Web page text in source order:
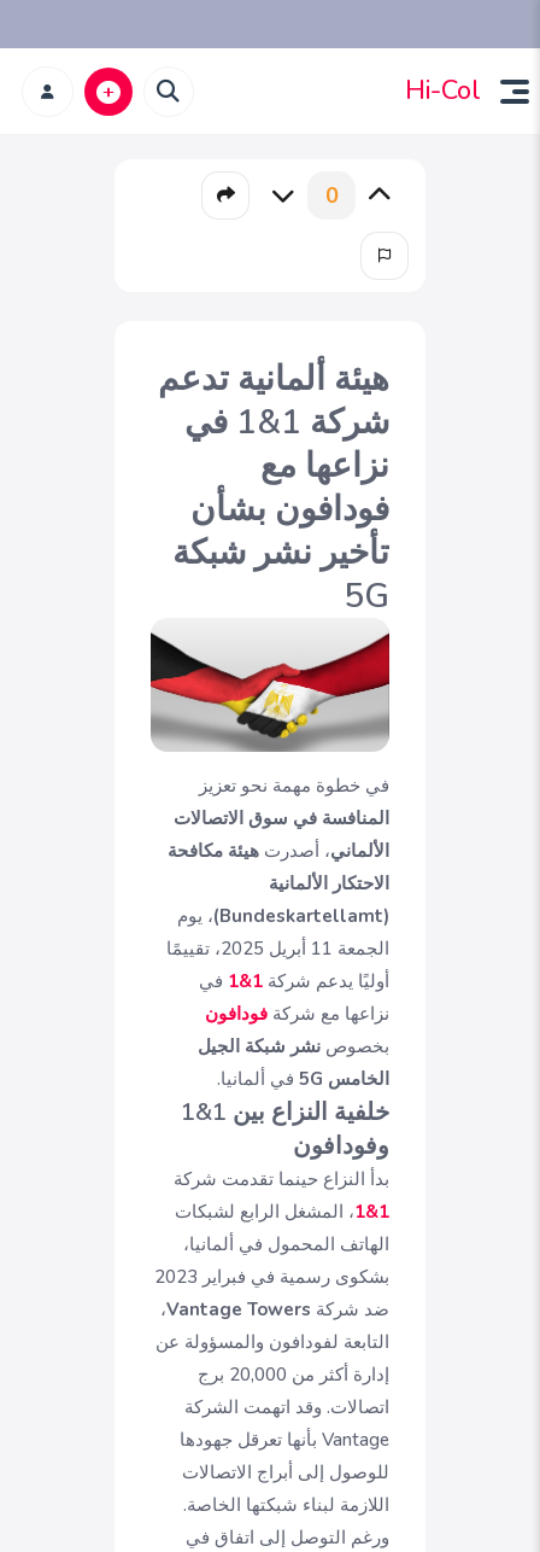
Hi-Col
0
هيئة ألمانية تدعم
شركة 1&1 في
نزاعها مع
فودافون بشأن
تأخير نشر شبكة
5G
في خطوة مهمة نحو تعزيز
المنافسة في سوق الاتصالات
الألماني، أصدرت هيئة مكافحة
الاحتكار الألمانية
(Bundeskartellamt)
، يوم
الجمعة 11 أبريل 2025، تقييمًا
أوليًا يدعم شركة 1&1
في
نزاعها مع شركة فودافون
بخصوص نشر شبكة الجيل
الخامس 5G
في ألمانيا.
خلفية النزاع بين 1&1
وفودافون
بدأ النزاع حينما تقدمت شركة
1&1
، المشغل الرابع لشبكات
الهاتف المحمول في ألمانيا،
بشكوى رسمية في فبراير 2023
ضد شركة Vantage Towers،
التابعة لفودافون والمسؤولة عن
إدارة أكثر من 20,000 برج
اتصالات. وقد اتهمت الشركة
Vantage بأنها تعرقل جهودها
للوصول إلى أبراج الاتصالات
اللازمة لبناء شبكتها الخاصة.
ورغم التوصل إلى اتفاق في